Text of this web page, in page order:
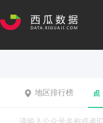
地区排行榜